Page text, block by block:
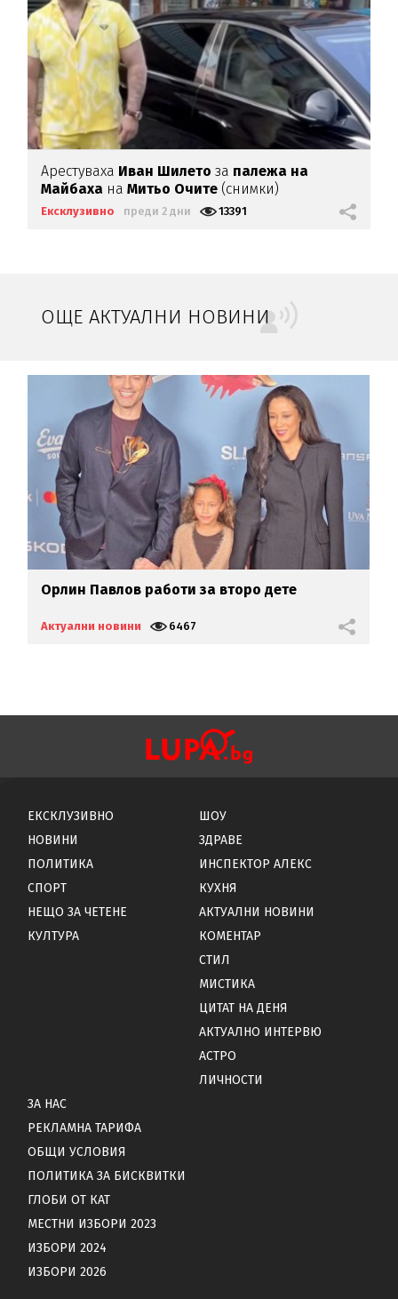
Арестуваха Иван Шилетоза палежа на
Майбаха наМитьо Очите (снимки)
Ексклузивно преди 2 дни 13391
ОЩЕ АКТУАЛНИ НОВИНИ
Орлин Павлов работи за второ дете
Актуални новини 6467
ЕКСКЛУЗИВНО
НОВИНИ
ПОЛИТИКА
СПОРТ
НЕЩО ЗА ЧЕТЕНЕ
КУЛТУРА
ШОУ
ЗДРАВЕ
ИНСПЕКТОР АЛЕКС
КУХНЯ
АКТУАЛНИ НОВИНИ
КОМЕНТАР
СТИЛ
МИСТИКА
ЦИТАТ НА ДЕНЯ
АКТУАЛНО ИНТЕРВЮ
АСТРО
ЛИЧНОСТИ
ЗА НАС
РЕКЛАМНА ТАРИФА
ОБЩИ УСЛОВИЯ
ПОЛИТИКА ЗА БИСКВИТКИ
ГЛОБИ ОТ КАТ
МЕСТНИ ИЗБОРИ 2023
ИЗБОРИ 2024
ИЗБОРИ 2026